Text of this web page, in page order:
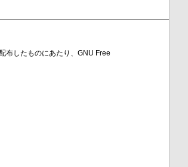
布したものにあたり、GNU Free